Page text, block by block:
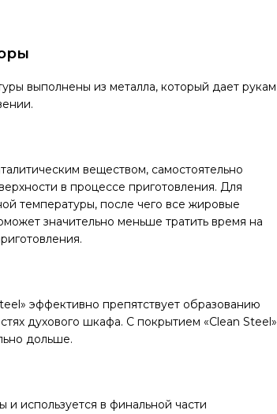
выполнены из металла, который дает рукам
веществом, самостоятельно
в процессе приготовления. Для
температуры, после чего все жировые
значительно меньше тратить время на
эффективно препятствует образованию
духового шкафа. С покрытием «Clean Steel»
дольше.
и используется в финальной части